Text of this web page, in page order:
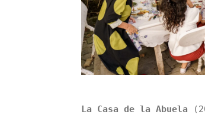
La Casa de la Abuela